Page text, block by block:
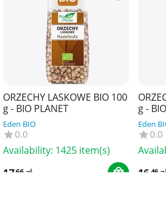
ORZECHY LASKOWE BIO 100
g - BIO PLANET
Eden BIO
0.0
Availability: 1425 item(s)
1766 zł
g -
Eden
0.0
16 46